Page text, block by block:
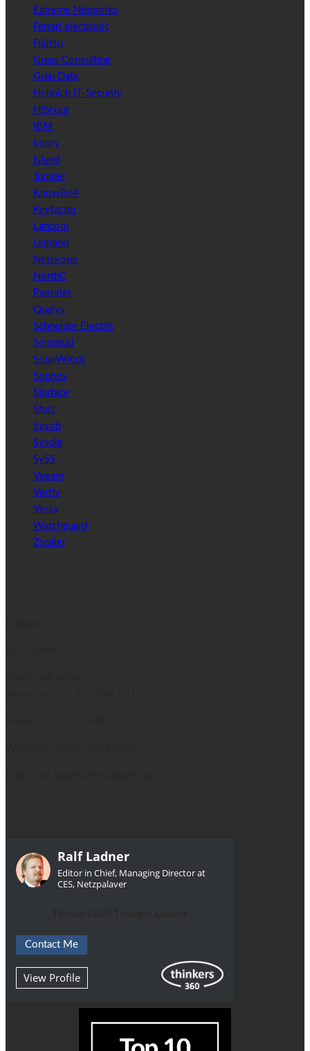
Extreme Networks
Ferrari electronic
Fujitsu
Grass Consulting
Grau Data
Helmich IT-Security
HiScout
IBM
Imory
Island
Juniper
KnowBe4
Keyfactor
Lancom
Legrand
Netskope
NorthC
Paessler
Qualys
Schneider Electric
Seppmail
SolarWinds
Sophos
Starface
Stulz
Sysob
Sysdig
SySS
Veeam
Vertiv
Versa
Watchguard
Zscaler
Ralf Ladner
Editor in Chief, Managing Director at
CES, Netzpalaver
Contact Me
View Profile